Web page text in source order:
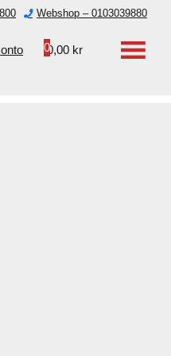
Webshop – 0103039880
00,00 kr